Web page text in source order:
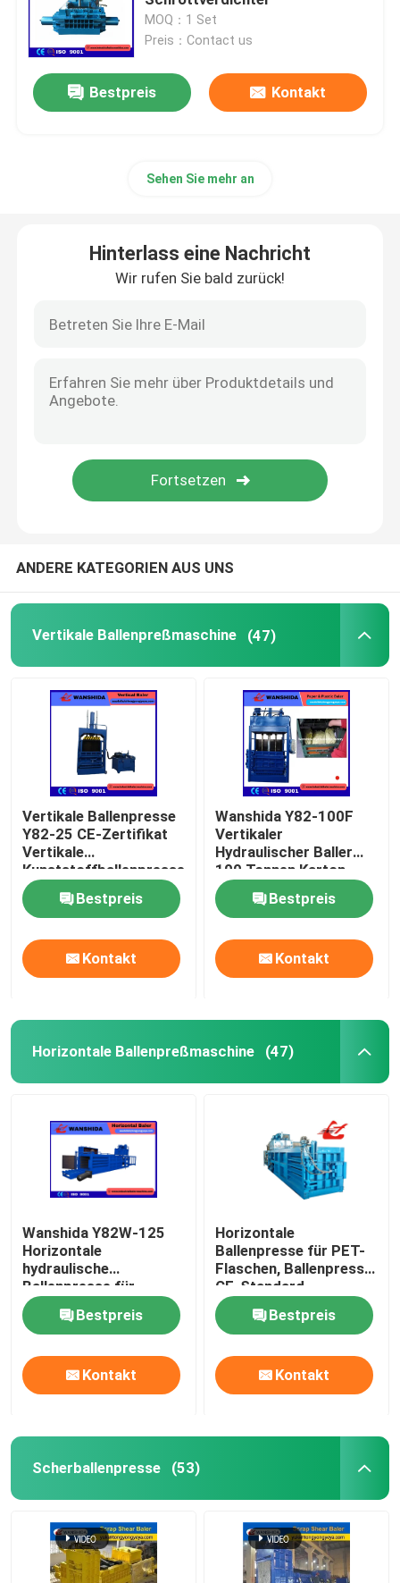
Vertikale Ballenpreßmaschine
Horizontale Ballenpreßmaschine
Ballenpresse für Altmetall
Brikettierpresse aus Metall
Schrott-scherende Maschine
Bockschere
MOQ：1 Set
Preis：Contact us
Bestpreis Kontakt
Sehen Sie mehr an
Hinterlass eine Nachricht
Wir rufen Sie bald zurück!
ANDERE KATEGORIEN AUS UNS
Vertikale Ballenpreßmaschine (47)
Vertikale Ballenpresse
Y82-25 CE-Zertifikat
Vertikale
Kunststoffballenpresse
Bestpreis
Kontakt
Wanshida Y82-100F
Vertikaler
Hydraulischer Baller
100 Tonnen Karton-
und
Kunststoffabfallverdichter
Bestpreis
Kontakt
Horizontale Ballenpreßmaschine (47)
Wanshida Y82W-125
Horizontale
hydraulische
Ballenpresse für
Altpapier, Kunststoffe
& PET-Flaschen
Bestpreis
Kontakt
Horizontale
Ballenpresse für PET-
Flaschen, Ballenpresse
CE-Standard
Bestpreis
Kontakt
Scherballenpresse (53)